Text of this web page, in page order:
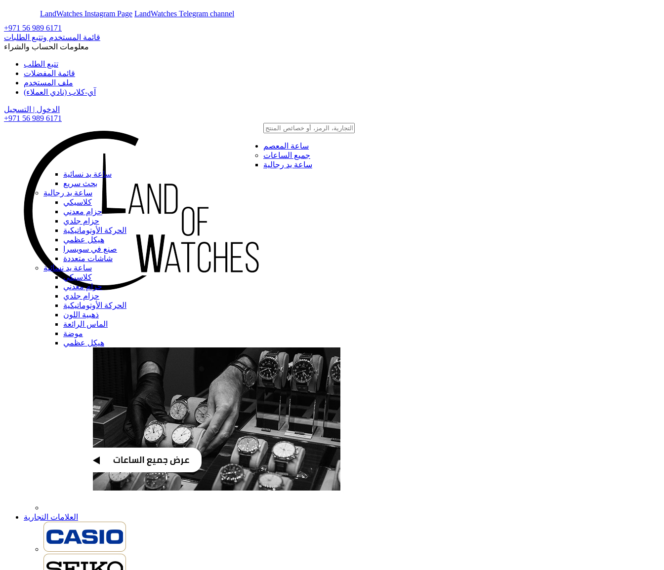
LandWatches Instagram Page LandWatches Telegram channel
+971 56 989 6171
قائمة المستخدم وتتبع الطلبات
معلومات الحساب والشراء
تتبع الطلب
قائمة المفضلات
ملف المستخدم
آي-كلاب (نادي العملاء)
الدخول | التسجيل
+971 56 989 6171
ساعة المعصم
جميع الساعات
ساعة يد رجالية
ساعة يد نسائية
بحث سريع
ساعة يد رجالية
كلاسيكي
حزام معدني
حزام جلدي
الحركة الأوتوماتيكية
هيكل عظمي
صنع في سويسرا
شاشات متعددة
ساعة يد نسائية
كلاسيكي
حزام معدني
حزام جلدي
الحركة الأوتوماتيكية
ذهبية اللون
الماس الرائعة
موضة
هيكل عظمي
العلامات التجارية